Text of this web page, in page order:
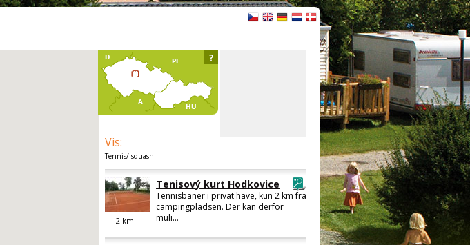
?
Vis:
Tennis/ squash
2 km
Tenisový kurt Hodkovice
Tennisbaner i privat have, kun 2 km fra
campingpladsen. Der kan derfor
muli...